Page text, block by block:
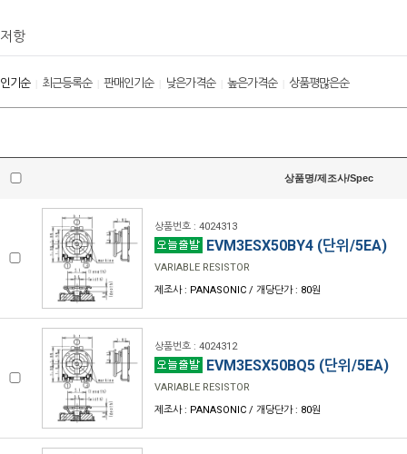
저항
인기순| 최근등록순| 판매인기순| 낮은가격순| 높은가격순| 상품평많은순
상품명/제조사/Spec
상품번호 : 4024313
EVM3ESX50BY4 (단위/5EA)
VARIABLE RESISTOR
제조사 : PANASONIC / 개당단가 : 80원
상품번호 : 4024312
EVM3ESX50BQ5 (단위/5EA)
VARIABLE RESISTOR
제조사 : PANASONIC / 개당단가 : 80원